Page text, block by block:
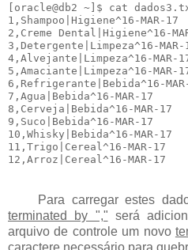
[oracle@db2 ~]$ cat
1,Shampoo|Higiene^16-MAR-17
2,Creme Dental|Higiene^16-
3,Detergente|Limpeza^16-MAR-
4,Alvejante|Limpeza^16-MAR-
5,Amaciante|Limpeza^16-MAR-
6,Refrigerante|Bebida^16-
7,Agua|Bebida^16-MAR-17
8,Cerveja|Bebida^16-MAR-17
9,Suco|Bebida^16-MAR-17
10,Whisky|Bebida^16-MAR-17
11,Trigo|Cereal^16-MAR-17
Para carregar estes
terminated by "," será
arquivo de controle um novo
caractere necessário para